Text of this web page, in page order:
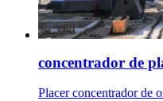
concentrador de
Placer concentrador de